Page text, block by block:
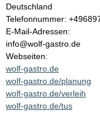
a
l
t
Deutschland
K
o
n
t
a
k
t
i
Telefonnummer:
E-Mail-Adressen:
info@wolf-gastro.de
Webseiten:
wolf-gastro.de
wolf-gastro.de/planung
wolf-gastro.de/verleih
wolf-gastro.de/tus